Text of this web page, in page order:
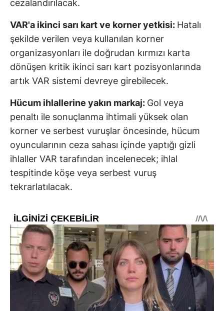
cezalandırılacak.
VAR'a ikinci sarı kart ve korner yetkisi: Hatalı
şekilde verilen veya kullanılan korner
organizasyonları ile doğrudan kırmızı karta
dönüşen kritik ikinci sarı kart pozisyonlarında
artık VAR sistemi devreye girebilecek.
Hücum ihlallerine yakın markaj: Gol veya
penaltı ile sonuçlanma ihtimali yüksek olan
korner ve serbest vuruşlar öncesinde, hücum
oyuncularının ceza sahası içinde yaptığı gizli
ihlaller VAR tarafından incelenecek; ihlal
tespitinde köşe veya serbest vuruş
tekrarlatılacak.